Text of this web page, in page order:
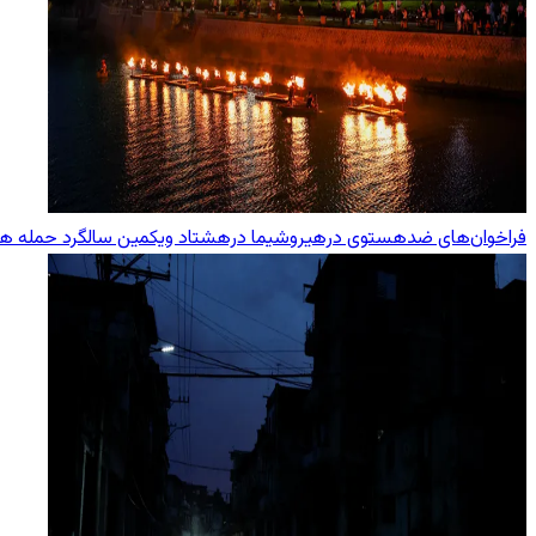
فراخوان‌های ضدهستوی درهیروشیما درهشتاد ویکمین سالگرد حمله